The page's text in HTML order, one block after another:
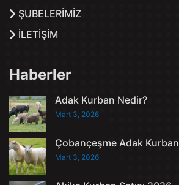
ŞUBELERİMİZ
İLETİŞİM
Haberler
Adak Kurban Nedir?
Mart 3, 2026
Çobançeşme Adak Kurban
Mart 3, 2026